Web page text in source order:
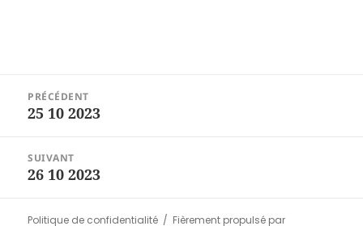
l’article
PRÉCÉDENT
Article
25 10 2023
SUIVANT
Article
26 10 2023
Politique de confidentialité Fièrement propulsé par